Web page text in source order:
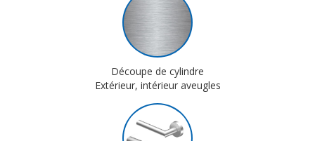
Découpe de cylindre
Extérieur, intérieur aveugles